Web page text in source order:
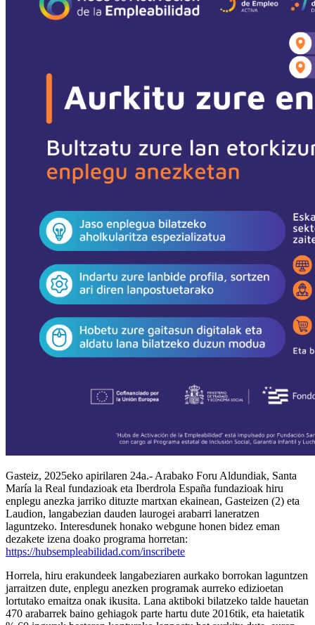
Gasteiz, 2025eko apirilaren 24a.- Arabako Foru Aldundiak, Santa
María la Real fundazioak eta Iberdrola España fundazioak hiru
enplegu anezka jarriko dituzte martxan ekainean, Gasteizen (2) eta
Laudion, langabezian dauden laurogei arabarri laneratzen
laguntzeko. Interesdunek honako webgune honen bidez eman
dezakete izena doako programa horretan:
https://hubsempleabilidad.com/inscribete
Horrela, hiru erakundeek langabeziaren aurkako borrokan laguntzen
jarraitzen dute, enplegu anezken programak aurreko edizioetan
lortutako emaitza onak ikusita. Lana aktiboki bilatzeko talde hauetan
470 arabarrek baino gehiagok parte hartu dute 2016tik, eta haietatik